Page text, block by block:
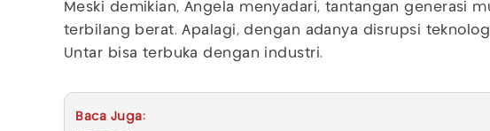
Meski demikian, Angela menyadari, tantangan generasi
terbilang berat. Apalagi, dengan adanya disrupsi
Untar bisa terbuka dengan industri.
Baca Juga: